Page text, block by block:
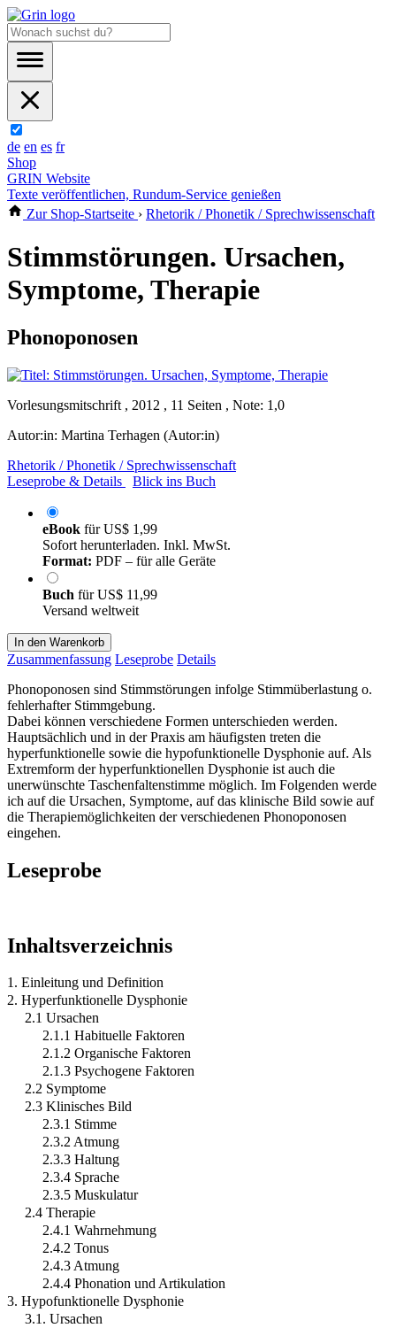
de en es fr
Shop
GRIN Website
Texte veröffentlichen, Rundum-Service genießen
Zur Shop-Startseite › Rhetorik / Phonetik / Sprechwissenschaft
Stimmstörungen. Ursachen,
Symptome, Therapie
Phonoponosen
Vorlesungsmitschrift , 2012 , 11 Seiten , Note: 1,0
Autor:in: Martina Terhagen (Autor:in)
Rhetorik / Phonetik / Sprechwissenschaft
Leseprobe & Details
Blick ins Buch
eBook fürUS$ 1,99
Sofort herunterladen. Inkl. MwSt.
Format: PDF – für alle Geräte
Buch fürUS$ 11,99
Versand weltweit
In den Warenkorb
Zusammenfassung Leseprobe Details
Phonoponosen sind Stimmstörungen infolge Stimmüberlastung o.
fehlerhafter Stimmgebung.
Dabei können verschiedene Formen unterschieden werden.
Hauptsächlich und in der Praxis am häufigsten treten die
hyperfunktionelle sowie die hypofunktionelle Dysphonie auf. Als
Extremform der hyperfunktionellen Dysphonie ist auch die
unerwünschte Taschenfaltenstimme möglich. Im Folgenden werde
ich auf die Ursachen, Symptome, auf das klinische Bild sowie auf
die Therapiemöglichkeiten der verschiedenen Phonoponosen
eingehen.
Leseprobe
Inhaltsverzeichnis
1. Einleitung und Definition
2. Hyperfunktionelle Dysphonie
2.1 Ursachen
2.1.1 Habituelle Faktoren
2.1.2 Organische Faktoren
2.1.3 Psychogene Faktoren
2.2 Symptome
2.3 Klinisches Bild
2.3.1 Stimme
2.3.2 Atmung
2.3.3 Haltung
2.3.4 Sprache
2.3.5 Muskulatur
2.4 Therapie
2.4.1 Wahrnehmung
2.4.2 Tonus
2.4.3 Atmung
2.4.4 Phonation und Artikulation
3. Hypofunktionelle Dysphonie
3.1. Ursachen